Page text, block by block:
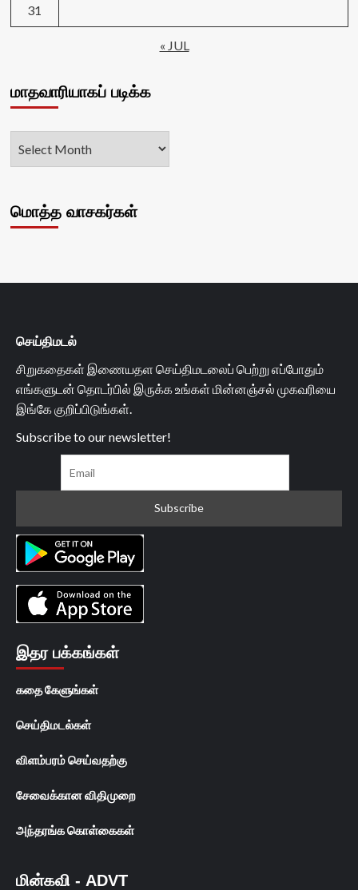
31
« JUL
மாதவாரியாகப் படிக்க
மொத்த வாசகர்கள்
செய்திமடல்
சிறுகதைகள் இணையதள செய்திமடலைப் பெற்று எப்போதும்
எங்களுடன் தொடர்பில் இருக்க உங்கள் மின்னஞ்சல் முகவரியை
இங்கே குறிப்பிடுங்கள்.
Subscribe to our newsletter!
இதர பக்கங்கள்
கதை கேளுங்கள்
செய்திமடல்கள்
விளம்பரம் செய்வதற்கு
சேவைக்கான விதிமுறை
அந்தரங்க கொள்கைகள்
மின்கவி - ADVT